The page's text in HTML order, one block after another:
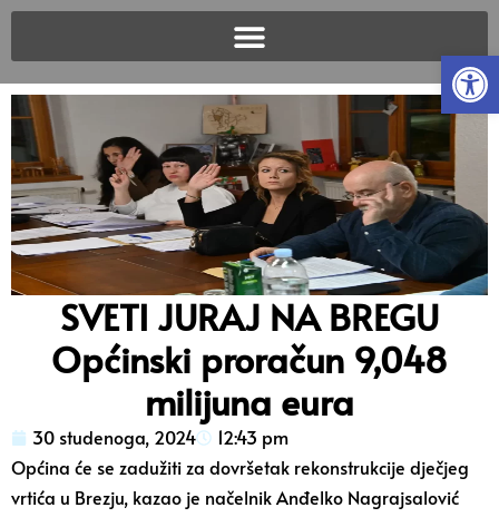
SVETI JURAJ NA BREGU
Općinski proračun 9,048
milijuna eura
30 studenoga, 2024
12:43 pm
Općina će se zadužiti za dovršetak rekonstrukcije dječjeg
vrtića u Brezju, kazao je načelnik Anđelko Nagrajsalović